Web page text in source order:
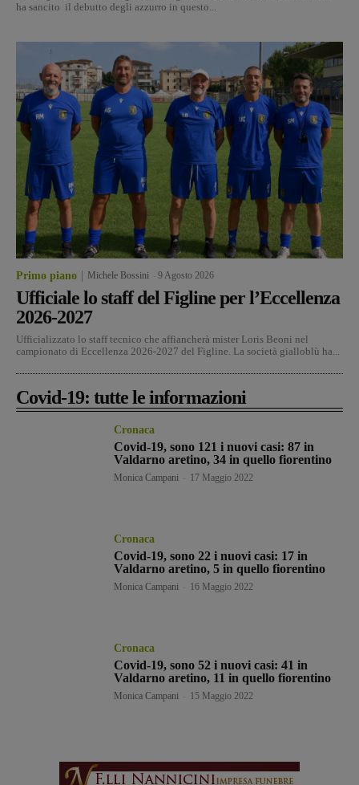
ha sancito il debutto degli azzurro in questo...
Primo piano Michele Bossini 9 Agosto 2026
Ufficiale lo staff del Figline per l’Eccellenza
2026-2027
Ufficializzato lo staff tecnico che affiancherà mister Loris Beoni nel
campionato di Eccellenza 2026-2027 del Figline. La società gialloblù ha...
Covid-19: tutte le informazioni
Cronaca
Covid-19, sono 121 i nuovi casi: 87 in
Valdarno aretino, 34 in quello fiorentino
Monica Campani 17 Maggio 2022
Cronaca
Covid-19, sono 22 i nuovi casi: 17 in
Valdarno aretino, 5 in quello fiorentino
Monica Campani 16 Maggio 2022
Cronaca
Covid-19, sono 52 i nuovi casi: 41 in
Valdarno aretino, 11 in quello fiorentino
Monica Campani 15 Maggio 2022